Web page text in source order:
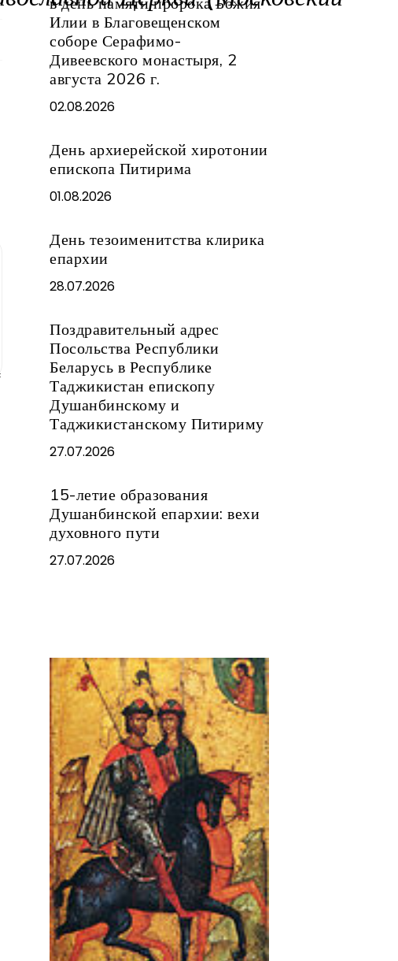
Илии в Благовещенском
соборе Серафимо-
Дивеевского монастыря, 2
августа 2026 г.
02.08.2026
День архиерейской хиротонии
епископа Питирима
01.08.2026
День тезоименитства клирика
епархии
28.07.2026
Поздравительный адрес
Посольства Республики
Беларусь в Республике
Таджикистан епископу
Душанбинскому и
Таджикистанскому Питириму
27.07.2026
15-летие образования
Душанбинской епархии: вехи
духовного пути
27.07.2026